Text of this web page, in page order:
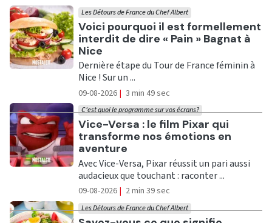
Ecouter
Voici pourquoi il est formellement
interdit de dire « Pain » Bagnat à
Nice
Les Détours de France du Chef Albert
Dernière étape du Tour de France féminin à
Nice ! Sur un ...
09-08-2026 | 3 min 49 sec
Ecouter
Vice-Versa : le film Pixar qui
transforme nos émotions en
aventure
C'est quoi le programme sur vos écrans?
Avec Vice-Versa, Pixar réussit un pari aussi
audacieux que touchant : raconter ...
09-08-2026 | 2 min 39 sec
Les Détours de France du Chef Albert